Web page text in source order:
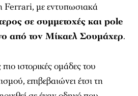
Ferrari, με εντυπωσιακά
σε συμμετοχές και pole
από τον Μίκαελ Σουμάχερ.
ιστορικές ομάδες του
επιβεβαιώνει έτσι τη